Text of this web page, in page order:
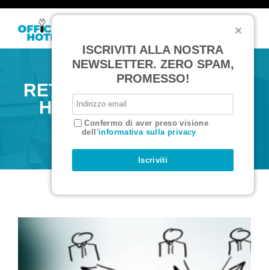
T
l
i
n
RETE D’IMPRESA – CASE
HISTORY “LA MILANO
CHE CONVIENE”
ISCRIVITI ALLA NOSTRA
NEWSLETTER. ZERO SPAM,
PROMESSO!
Confermo di aver preso visione
dell'informativa sulla privacy
Iscriviti